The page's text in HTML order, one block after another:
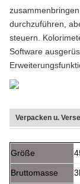
durchzuführen,
steuern.
Software
Verpacken u.
Größe
Bruttomasse